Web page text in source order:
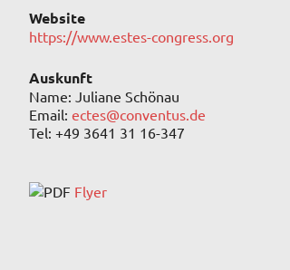
Website
https://www.estes-congress.org
Auskunft
Name: Juliane Schönau
Email: ectes@conventus.de
Tel: +49 3641 31 16-347
Flyer